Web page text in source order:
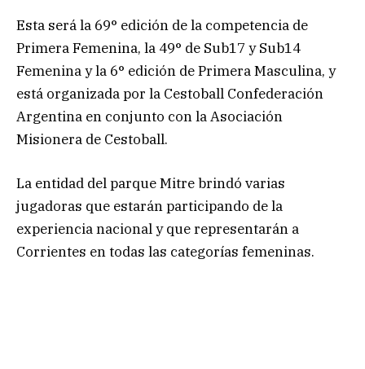
Esta será la 69° edición de la competencia de
Primera Femenina, la 49° de Sub17 y Sub14
Femenina y la 6° edición de Primera Masculina, y
está organizada por la Cestoball Confederación
Argentina en conjunto con la Asociación
Misionera de Cestoball.
La entidad del parque Mitre brindó varias
jugadoras que estarán participando de la
experiencia nacional y que representarán a
Corrientes en todas las categorías femeninas.